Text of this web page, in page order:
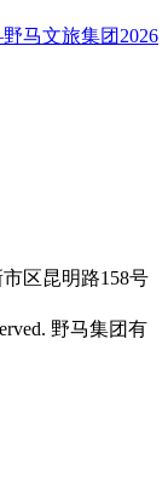
马文旅集团2026
区昆明路158号
野马集团有